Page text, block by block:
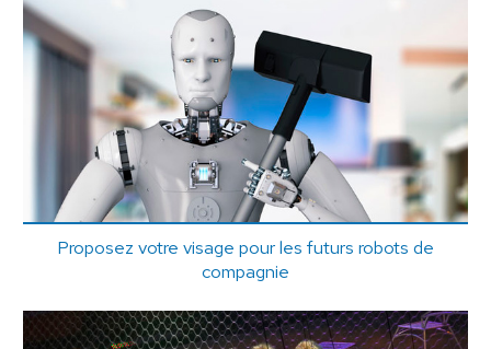
Proposez votre visage pour les futurs robots de
compagnie